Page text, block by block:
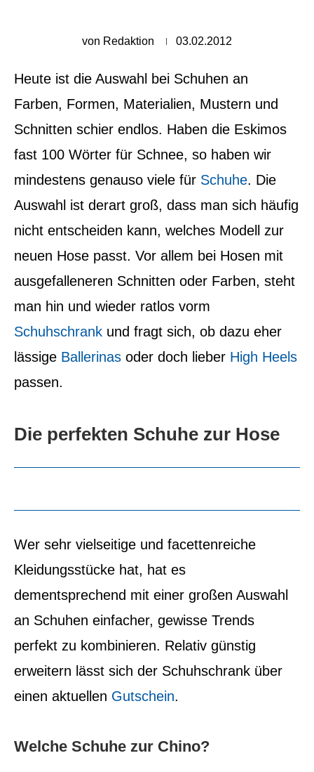
von Redaktion 03.02.2012
Heute ist die Auswahl bei Schuhen an
Farben, Formen, Materialien, Mustern und
Schnitten schier endlos. Haben die Eskimos
fast 100 Wörter für Schnee, so haben wir
mindestens genauso viele für Schuhe. Die
Auswahl ist derart groß, dass man sich häufig
nicht entscheiden kann, welches Modell zur
neuen Hose passt. Vor allem bei Hosen mit
ausgefalleneren Schnitten oder Farben, steht
man hin und wieder ratlos vorm
Schuhschrank und fragt sich, ob dazu eher
lässige Ballerinas oder doch lieber High Heels
passen.
Die perfekten Schuhe zur Hose
Wer sehr vielseitige und facettenreiche
Kleidungsstücke hat, hat es
dementsprechend mit einer großen Auswahl
an Schuhen einfacher, gewisse Trends
perfekt zu kombinieren. Relativ günstig
erweitern lässt sich der Schuhschrank über
einen aktuellen Gutschein.
Welche Schuhe zur Chino?